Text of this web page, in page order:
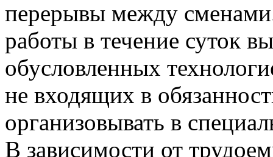
перерывы между
работы в течение суток
обусловленных
не входящих в
организовывать в
В зависимости от